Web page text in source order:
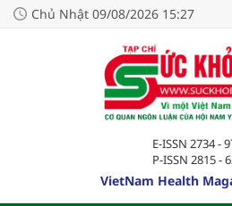
Chủ Nhật 09/08/2026 15:27
E-ISSN 2734 -
P-ISSN 2815 -
VietNam Health